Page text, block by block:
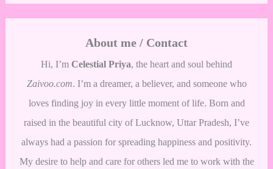
About me / Contact
Hi, I’m Celestial Priya, the heart and soul behind
Zaivoo.com. I’m a dreamer, a believer, and someone who
loves finding joy in every little moment of life. Born and
raised in the beautiful city of Lucknow, Uttar Pradesh, I’ve
always had a passion for spreading happiness and positivity.
My desire to help and care for others led me to work with the